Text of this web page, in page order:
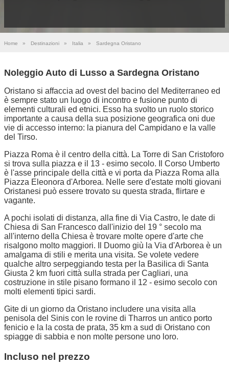
Home » Destinazioni » Italia » Sardegna Oristano
Noleggio Auto di Lusso a Sardegna Oristano
Oristano si affaccia ad ovest del bacino del Mediterraneo ed
è sempre stato un luogo di incontro e fusione punto di
elementi culturali ed etnici. Esso ha svolto un ruolo storico
importante a causa della sua posizione geografica oni due
vie di accesso interno: la pianura del Campidano e la valle
del Tirso.
Piazza Roma è il centro della città. La Torre di San Cristoforo
si trova sulla piazza e il 13 - esimo secolo. Il Corso Umberto
è l'asse principale della città e vi porta da Piazza Roma alla
Piazza Eleonora d'Arborea. Nelle sere d'estate molti giovani
Oristanesi può essere trovato su questa strada, flirtare e
vagante.
A pochi isolati di distanza, alla fine di Via Castro, le date di
Chiesa di San Francesco dall'inizio del 19 ° secolo ma
all'interno della Chiesa è trovare molte opere d'arte che
risalgono molto maggiori. Il Duomo giù la Via d'Arborea è un
amalgama di stili e merita una visita. Se volete vedere
qualche altro serpeggiando testa per la Basilica di Santa
Giusta 2 km fuori città sulla strada per Cagliari, una
costruzione in stile pisano formano il 12 - esimo secolo con
molti elementi tipici sardi.
Gite di un giorno da Oristano includere una visita alla
penisola del Sinis con le rovine di Tharros un antico porto
fenicio e la la costa de prata, 35 km a sud di Oristano con
spiagge di sabbia e non molte persone uno loro.
Incluso nel prezzo